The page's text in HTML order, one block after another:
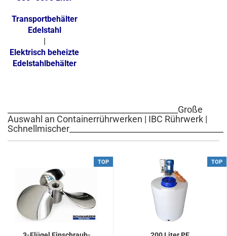
Transportbehälter
Edelstahl
|
Elektrisch beheizte
Edelstahlbehälter
__________________________________________Große
Auswahl an Containerrührwerken | IBC Rührwerk |
Schnellmischer______________________________________
TOP TOP